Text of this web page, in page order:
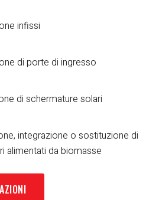
infissi
di porte di ingresso
di schermature solari
integrazione o sostituzione di
alimentati da biomasse